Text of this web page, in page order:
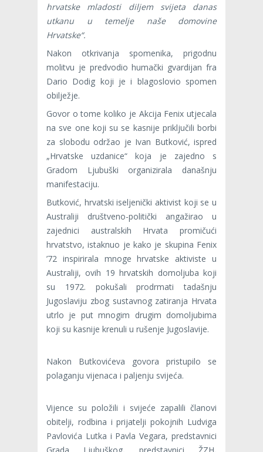
hrvatske mladosti diljem svijeta danas
utkanu u temelje naše domovine
Hrvatske“.
Nakon otkrivanja spomenika, prigodnu
molitvu je predvodio humački gvardijan fra
Dario Dodig koji je i blagoslovio spomen
obilježje.
Govor o tome koliko je Akcija Fenix utjecala
na sve one koji su se kasnije priključili borbi
za slobodu održao je Ivan Butković, ispred
„Hrvatske uzdanice“ koja je zajedno s
Gradom Ljubuški organizirala današnju
manifestaciju.
Butković, hrvatski iseljenički aktivist koji se u
Australiji društveno-politički angažirao u
zajednici australskih Hrvata promičući
hrvatstvo, istaknuo je kako je skupina Fenix
’72 inspirirala mnoge hrvatske aktiviste u
Australiji, ovih 19 hrvatskih domoljuba koji
su 1972. pokušali prodrmati tadašnju
Jugoslaviju zbog sustavnog zatiranja Hrvata
utrlo je put mnogim drugim domoljubima
koji su kasnije krenuli u rušenje Jugoslavije.
Nakon Butkovićeva govora pristupilo se
polaganju vijenaca i paljenju svijeća.
Vijence su položili i svijeće zapalili članovi
obitelji, rodbina i prijatelji pokojnih Ludviga
Pavlovića Lutka i Pavla Vegara, predstavnici
Grada Ljubuškog, predstavnici ŽZH,